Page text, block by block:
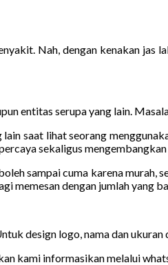
Nah, dengan kenakan
entitas serupa yang lain.
saat lihat seorang
sekaligus
sampai cuma karena murah,
memesan dengan jumlah yang
design logo, nama dan
kami informasikan melalui